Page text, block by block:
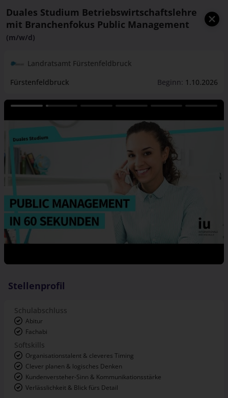
Duales Studium Betriebswirtschaftslehre
mit Branchenfokus Public Management
(m/w/d)
Landratsamt Fürstenfeldbruck
Fürstenfeldbruck
Beginn: 1.10.2026
Stellenprofil
Schulabschluss
Fachabi
Softskills
Clever planen & logisches Denken
Kundenversteher-Sinn & Kommunikationsstärke
Verlässlichkeit & Blick fürs Detail
Noten